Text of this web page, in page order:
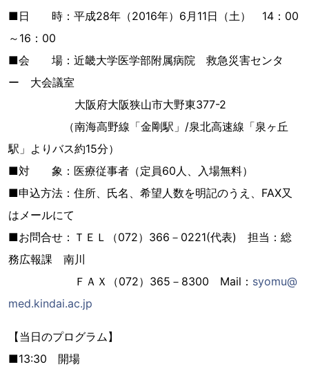
■日 時：平成28年（2016年）6月11日（土） 14：00
～16：00
■会 場：近畿大学医学部附属病院 救急災害センタ
ー 大会議室
大阪府大阪狭山市大野東377-2
（南海高野線「金剛駅」/泉北高速線「泉ヶ丘
駅」よりバス約15分）
■対 象：医療従事者（定員60人、入場無料）
■申込方法：住所、氏名、希望人数を明記のうえ、FAX又
はメールにて
■お問合せ：ＴＥＬ（072）366－0221(代表) 担当：総
務広報課 南川
ＦＡＸ（072）365－8300 Mail： syomu@
med.kindai.ac.jp
【当日のプログラム】
■13:30 開場